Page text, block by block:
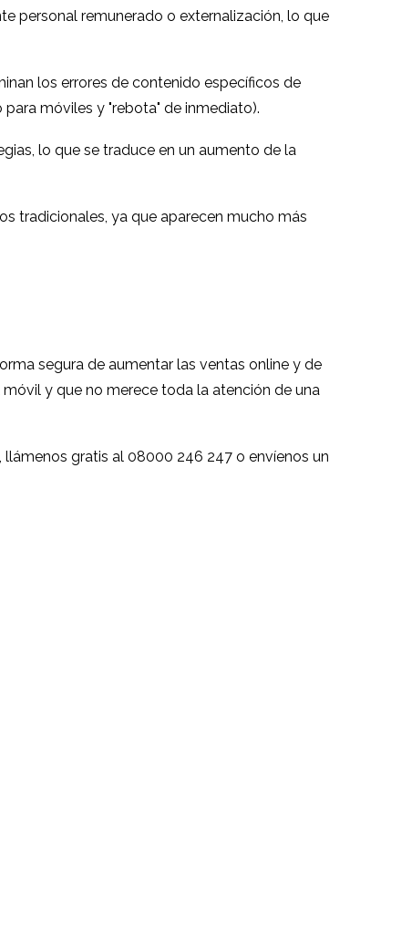
personal remunerado o externalización, lo que
los errores de contenido específicos de
móviles y "rebota" de inmediato).
lo que se traduce en un aumento de la
tradicionales, ya que aparecen mucho más
segura de aumentar las ventas online y de
y que no merece toda la atención de una
gratis al 08000 246 247 o envíenos un